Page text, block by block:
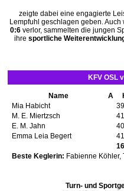
zeigte dabei eine engagierte
Lempfuhl geschlagen geben.
0:6verlor, sammelten die jungen
ihre sportliche
KFV OSL
Name A
Mia Habicht
M. E. Miertzsch
E. M. Jahn
Emma Leia Begert
Beste Keglerin: Fabienne
Turn- und